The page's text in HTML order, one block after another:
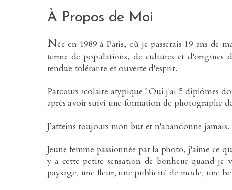
À Propos de Moi
Née en 1989 à Paris, où je passerais 19 ans de
terme de populations, de cultures et d'origines
rendue tolérante et ouverte d'esprit.
Parcours scolaire atypique ! Oui j'ai 5 diplômes
après avoir suivi une formation de photographe
J’atteins toujours mon but et n'abandonne jamais.
Jeune femme passionnée par la photo, j'aime ce
y a cette petite sensation de bonheur quand
paysage, une fleur, une publicité de mode, une